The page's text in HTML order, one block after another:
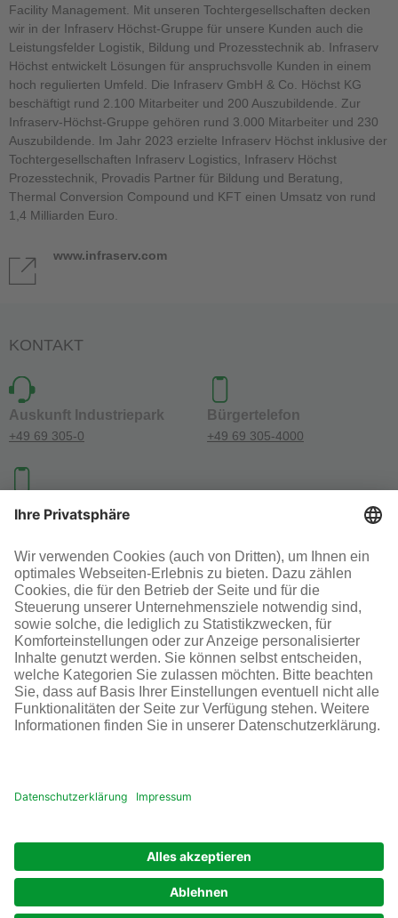
Facility Management. Mit unseren Tochtergesellschaften decken
wir in der Infraserv Höchst-Gruppe für unsere Kunden auch die
Leistungsfelder Logistik, Bildung und Prozesstechnik ab. Infraserv
Höchst entwickelt Lösungen für anspruchsvolle Kunden in einem
hoch regulierten Umfeld. Die Infraserv GmbH & Co. Höchst KG
beschäftigt rund 2.100 Mitarbeiter und 200 Auszubildende. Zur
Infraserv-Höchst-Gruppe gehören rund 3.000 Mitarbeiter und 230
Auszubildende. Im Jahr 2023 erzielte Infraserv Höchst inklusive der
Tochtergesellschaften Infraserv Logistics, Infraserv Höchst
Prozesstechnik, Provadis Partner für Bildung und Beratung,
Thermal Conversion Compound und KFT einen Umsatz von rund
1,4 Milliarden Euro.
www.infraserv.com
KONTAKT
Auskunft Industriepark
+49 69 305-0
Bürgertelefon
+49 69 305-4000
Investoren-Kontakt
+49 69 305-46300
SOCIAL MEDIA
AGB Impressum Datenschutz Cookie-Einstellungen